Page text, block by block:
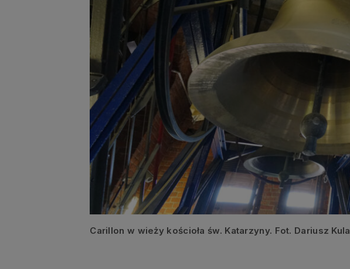
Carillon w wieży kościoła św. Katarzyny. Fot. Dariusz Kula